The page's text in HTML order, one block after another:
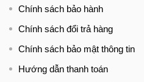
khi nhận được sự đồng ý từ
Báo giá dịch vụ thay
Chính sách bảo hành
Chính sách đổi trả hàng
Chính sách bảo mật thông tin
Hướng dẫn thanh toán